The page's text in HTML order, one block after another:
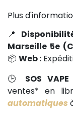
Plus
📍
Marseille 5e
📦 Web :
🕒 SOS
ventes* en
automatiques